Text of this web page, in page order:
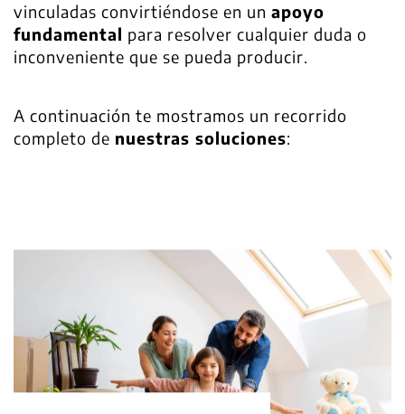
vinculadas convirtiéndose en un apoyo
fundamental para resolver cualquier duda o
inconveniente que se pueda producir.
A continuación te mostramos un recorrido
completo de nuestras soluciones: